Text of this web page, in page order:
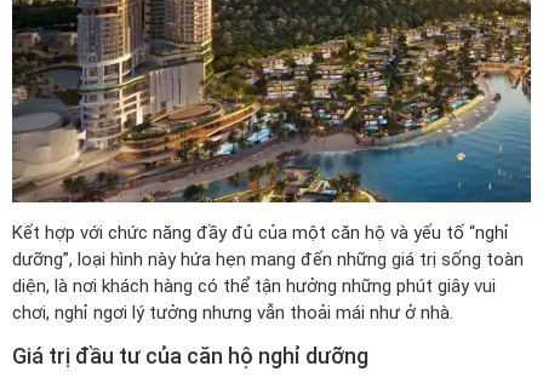
Kết hợp với chức năng đầy đủ của một căn hộ và yếu tố “nghỉ
dưỡng”, loại hình này hứa hẹn mang đến những giá trị sống toàn
diện, là nơi khách hàng có thể tận hưởng những phút giây vui
chơi, nghỉ ngơi lý tưởng nhưng vẫn thoải mái như ở nhà.
Giá trị đầu tư của căn hộ nghỉ dưỡng